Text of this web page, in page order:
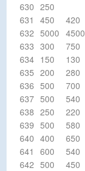
630 250
631
450
420
632 5000
4500
633 300
750
634 150
130
635 200
280
636 500
700
637 500
540
638 250
220
639 500
580
640 400
650
641
600
540
642 500
450